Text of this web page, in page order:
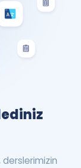
derslerimizin